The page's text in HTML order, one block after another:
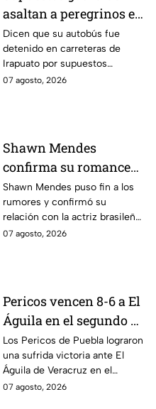
asaltan a peregrinos en
Tamaulipas
Dicen que su autobús fue
detenido en carreteras de
Irapuato por supuestos
“guardias nacionales”, pero
07 agosto, 2026
Shawn Mendes
confirma su romance
con Bruna Marquezine
Shawn Mendes puso fin a los
rumores y confirmó su
relación con la actriz brasileña
bruna marquezine, al
07 agosto, 2026
Pericos vencen 8-6 a El
Águila en el segundo de
la serie
Los Pericos de Puebla lograron
una sufrida victoria ante El
Águila de Veracruz en el
segundo de la serie por pizarra
07 agosto, 2026